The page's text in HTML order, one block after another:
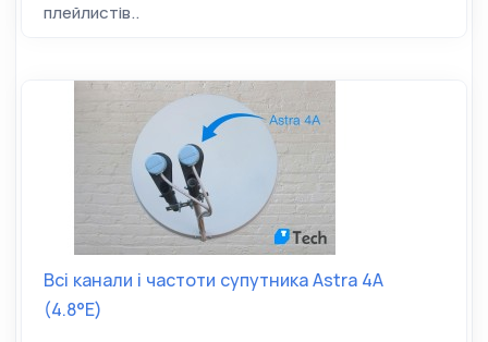
плейлистів..
Всі канали і частоти супутника Astra 4A
(4.8°E)